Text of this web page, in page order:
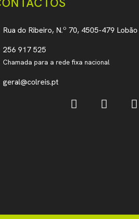
Rua do Ribeiro, N.º 70, 4505-479 Lobão
256 917 525
Chamada para a rede fixa nacional
geral@colreis.pt